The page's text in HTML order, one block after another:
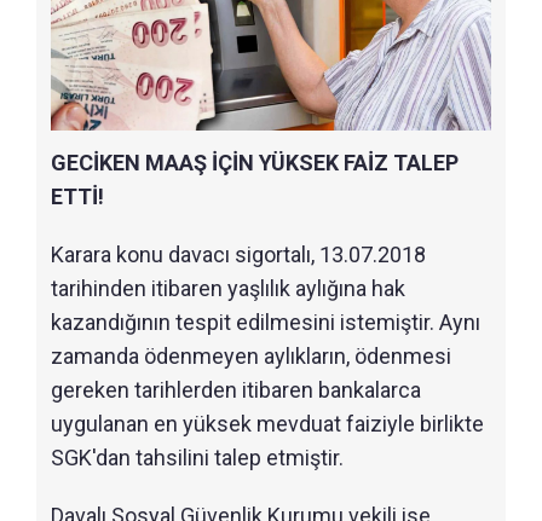
GECİKEN MAAŞ İÇİN YÜKSEK FAİZ TALEP
ETTİ!
Karara konu davacı sigortalı, 13.07.2018
tarihinden itibaren yaşlılık aylığına hak
kazandığının tespit edilmesini istemiştir. Aynı
zamanda ödenmeyen aylıkların, ödenmesi
gereken tarihlerden itibaren bankalarca
uygulanan en yüksek mevduat faiziyle birlikte
SGK'dan tahsilini talep etmiştir.
Davalı Sosyal Güvenlik Kurumu vekili ise